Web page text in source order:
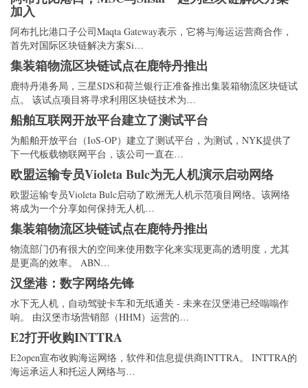
加入
阿布扎比港口子公司Maqta Gateway表示，它将与海运运营商合作，
首先对国际区块链解决方案Si…
集装箱物流区块链试点在鹿特丹推出
鹿特丹港务局，三星SDS和荷兰银行正准备推出集装箱物流区块链试
点。 该试点项目将寻求利用区块链技术为…
船舶互联网开放平台建立了测试平台
为船舶开放平台（IoS-OP）建立了测试平台，为测试，NYK提供了
下一代板载物联网平台，该公司一直在…
欧盟运输专员Violeta Bulc为无人机演示启动网络
欧盟运输专员Violeta Bulc启动了欧洲无人机示范项目网络。该网络
将成为一个分享如何保持无人机…
集装箱物流区块链试点在鹿特丹推出
物流部门仍有很大的空间来使用数字化来实现更高的透明度，尤其
是更高的效率。 ABN…
汉堡港：数字网络先锋
水下无人机，自动驾驶卡车和无纸通关 - 未来在汉堡港已经嗡嗡作
响。 由汉堡市场营销部（HHM）运营的…
E2打开收购INTTRA
E2open宣布收购海运网络，软件和信息提供商INTTRA。 INTTRA的
海运承运人和托运人网络与…